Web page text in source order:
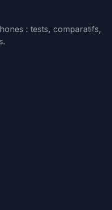
: tests, comparatifs,